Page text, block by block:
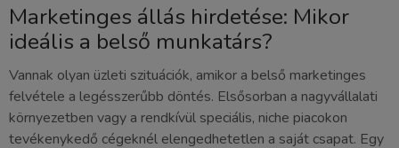
Marketinges állás hirdetése: Mikor
ideális a belső munkatárs?
Vannak olyan üzleti szituációk, amikor a belső marketinges
felvétele a legésszerűbb döntés. Elsősorban a nagyvállalati
környezetben vagy a rendkívül speciális, niche piacokon
tevékenykedő cégeknél elengedhetetlen a saját csapat. Egy